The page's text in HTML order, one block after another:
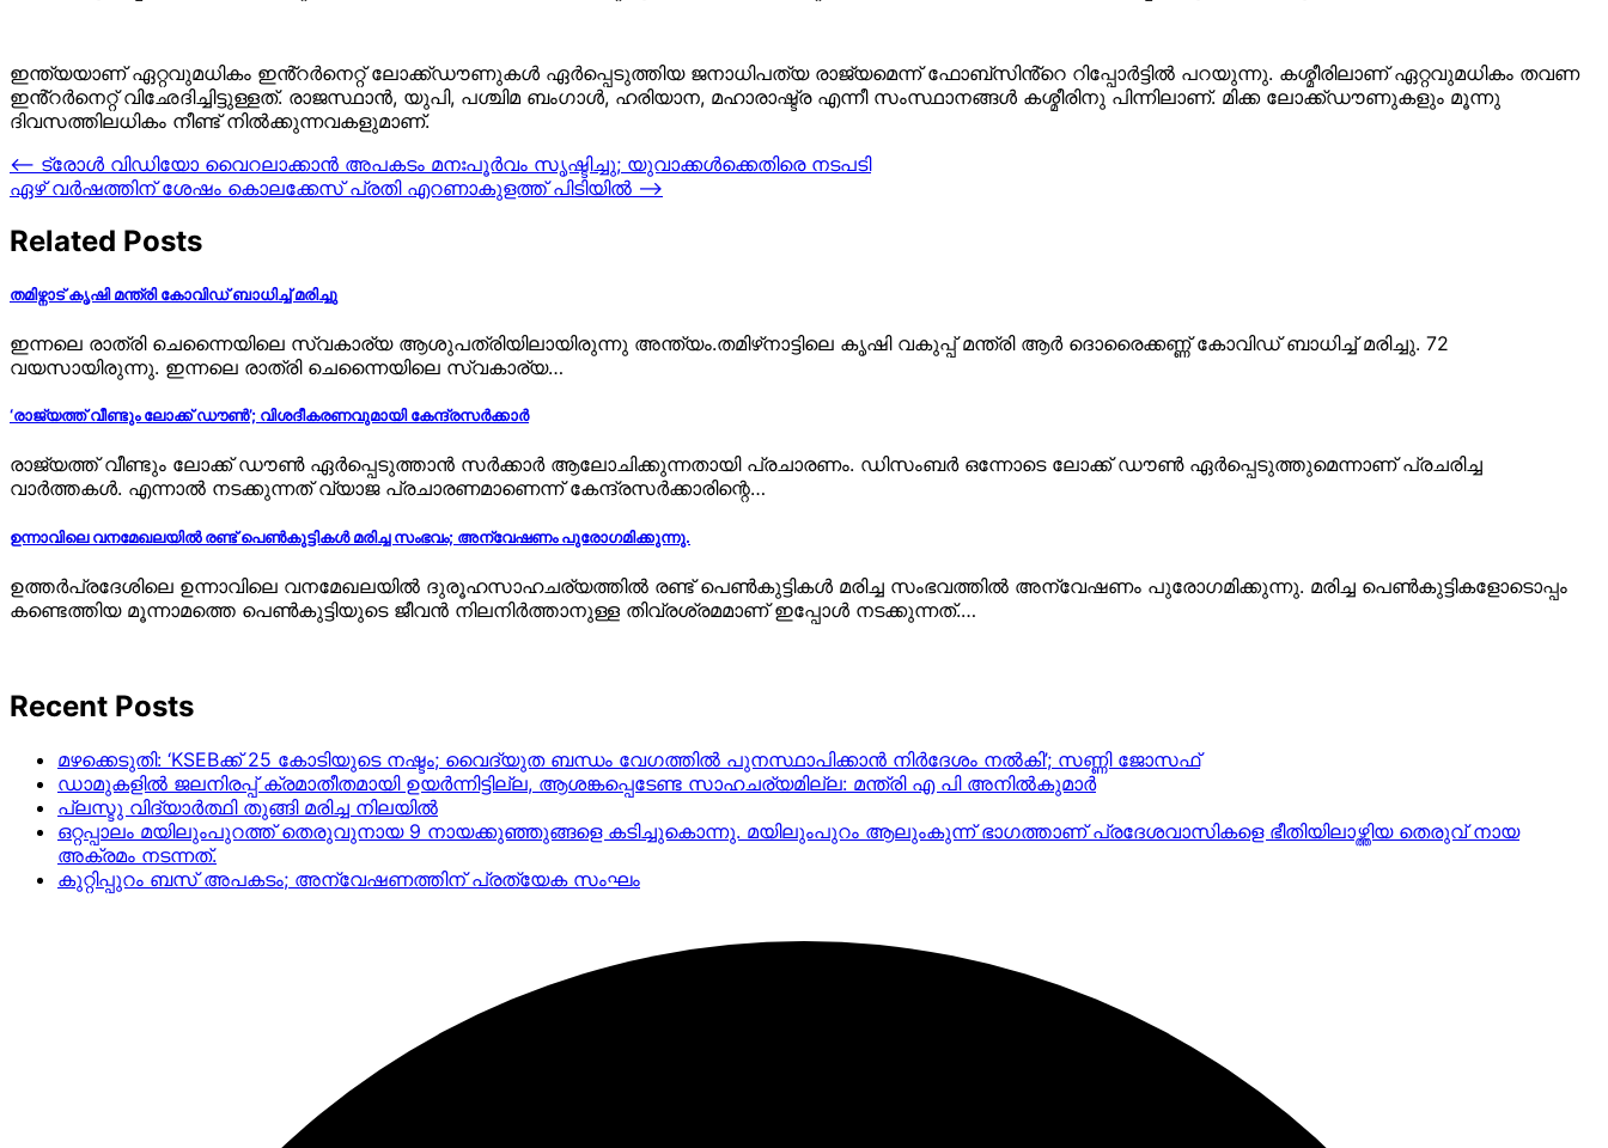
ഇന്ത്യയാണ് ഏറ്റവുമധികം ഇൻ്റർനെറ്റ് ലോക്ക്ഡൗണുകൾ ഏർപ്പെടുത്തിയ ജനാധിപത്യ രാജ്യമെന്ന് ഫോബ്സിൻ്റെ റിപ്പോർട്ടിൽ പറയുന്നു. കശ്മീരിലാണ് ഏറ്റവുമധികം തവണ
ഇൻ്റർനെറ്റ് വിഛേദിച്ചിട്ടുള്ളത്. രാജസ്ഥാൻ, യുപി, പശ്ചിമ ബംഗാൾ, ഹരിയാന, മഹാരാഷ്ട്ര എന്നീ സംസ്ഥാനങ്ങൾ കശ്മീരിനു പിന്നിലാണ്. മിക്ക ലോക്ക്ഡൗണുകളും മൂന്നു
ദിവസത്തിലധികം നീണ്ട് നിൽക്കുന്നവകളുമാണ്.
Post
navigation
⟵ ട്രോൾ വിഡിയോ വൈറലാക്കാൻ അപകടം മനഃപൂർവം സൃഷ്ടിച്ചു; യുവാക്കൾക്കെതിരെ നടപടി
ഏഴ് വർഷത്തിന് ശേഷം കൊലക്കേസ് പ്രതി എറണാകുളത്ത് പിടിയിൽ ⟶
Related Posts
തമിഴ്നാട് കൃഷി മന്ത്രി കോവിഡ് ബാധിച്ച് മരിച്ചു
ഇന്നലെ രാത്രി ചെന്നൈയിലെ സ്വകാര്യ ആശുപത്രിയിലായിരുന്നു അന്ത്യം.തമിഴ്‌നാട്ടിലെ കൃഷി വകുപ്പ് മന്ത്രി ആര്‍ ദൊരൈക്കണ്ണ് കോവിഡ് ബാധിച്ച് മരിച്ചു. 72
വയസായിരുന്നു. ഇന്നലെ രാത്രി ചെന്നൈയിലെ സ്വകാര്യ…
‘രാജ്യത്ത് വീണ്ടും ലോക്ക് ഡൗൺ’; വിശദീകരണവുമായി കേന്ദ്രസർക്കാർ
രാജ്യത്ത് വീണ്ടും ലോക്ക് ഡൗൺ ഏർപ്പെടുത്താൻ സർക്കാർ ആലോചിക്കുന്നതായി പ്രചാരണം. ഡിസംബർ ഒന്നോടെ ലോക്ക് ഡൗൺ ഏർപ്പെടുത്തുമെന്നാണ് പ്രചരിച്ച
വാർത്തകൾ. എന്നാൽ നടക്കുന്നത് വ്യാജ പ്രചാരണമാണെന്ന് കേന്ദ്രസർക്കാരിന്റെ…
ഉന്നാവിലെ വനമേഖലയില്‍ രണ്ട് പെണ്‍കുട്ടികള്‍ മരിച്ച സംഭവം; അന്വേഷണം പുരോഗമിക്കുന്നു.
ഉത്തര്‍പ്രദേശിലെ ഉന്നാവിലെ വനമേഖലയില്‍ ദുരൂഹസാഹചര്യത്തില്‍ രണ്ട് പെണ്‍കുട്ടികള്‍ മരിച്ച സംഭവത്തില്‍ അന്വേഷണം പുരോഗമിക്കുന്നു. മരിച്ച പെണ്‍കുട്ടികളോടൊപ്പം
കണ്ടെത്തിയ മൂന്നാമത്തെ പെണ്‍കുട്ടിയുടെ ജീവന്‍ നിലനിര്‍ത്താനുള്ള തിവ്രശ്രമമാണ് ഇപ്പോള്‍ നടക്കുന്നത്.…
Recent Posts
മഴക്കെടുതി: ‘KSEBക്ക് 25 കോടിയുടെ നഷ്ടം; വൈദ്യുത ബന്ധം വേഗത്തിൽ പുനസ്ഥാപിക്കാൻ നിർ​ദേശം നൽകി’; സണ്ണി ജോസഫ്
ഡാമുകളില്‍ ജലനിരപ്പ് ക്രമാതീതമായി ഉയര്‍ന്നിട്ടില്ല, ആശങ്കപ്പെടേണ്ട സാഹചര്യമില്ല: മന്ത്രി എ പി അനില്‍കുമാര്‍
പ്ലസ്ടു വിദ്യാർത്ഥി തുങ്ങി മരിച്ച നിലയിൽ
ഒറ്റപ്പാലം മയിലുംപുറത്ത് തെരുവുനായ 9 നായക്കുഞ്ഞുങ്ങളെ കടിച്ചുകൊന്നു. മയിലുംപുറം ആലുംകുന്ന് ഭാഗത്താണ് പ്രദേശവാസികളെ ഭീതിയിലാഴ്ത്തിയ തെരുവ് നായ
അക്രമം നടന്നത്.
കുറ്റിപ്പുറം ബസ് അപകടം; അന്വേഷണത്തിന് പ്രത്യേക സംഘം